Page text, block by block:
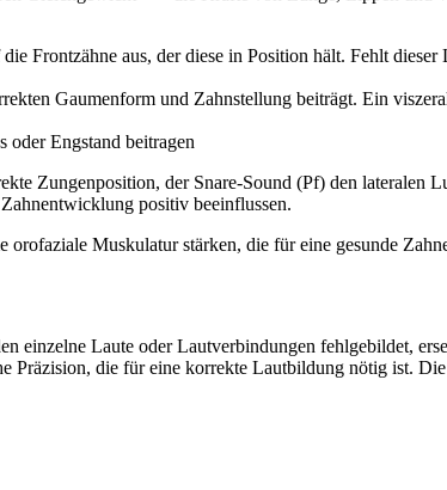
Frontzähne aus, der diese in Position hält. Fehlt dieser
Gaumenform und Zahnstellung beiträgt. Ein
oder Engstand beitragen
Zungenposition, der Snare-Sound (Pf) den lateralen
positiv beeinflussen.
Muskulatur stärken, die für eine gesunde
Laute oder Lautverbindungen fehlgebildet,
die für eine korrekte Lautbildung nötig ist.